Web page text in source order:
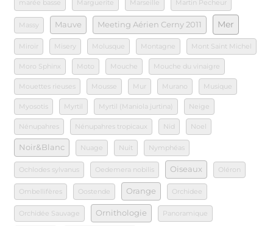
marée basse Marguerite Marseille Martin Pecheur
Massy Mauve Meeting Aérien Cerny 2011 Mer
Miroir Misery Molusque Montagne Mont Saint Michel
Moro Sphinx Moto Mouche Mouche du vinaigre
Mouettes rieuses Mousse Mur Murano Musique
Myosotis Myrtil Myrtil (Maniola jurtina) Neige
Nénupahres Nénupahres tropicaux Nid Noel
Noir&Blanc Nuage Nuit Nymphéas
Ochlodes sylvanus Oedemera nobilis Oiseaux Oléron
Ombellifères Oostende Orange Orchidee
Orchidée Sauvage Ornithologie Panoramique